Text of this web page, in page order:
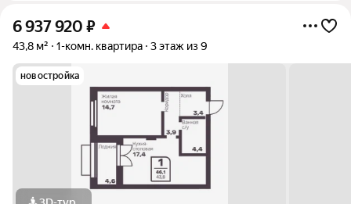
6 937 920 ₽
43,8 м² 1-комн. квартира 3 этаж из 9
новостройка